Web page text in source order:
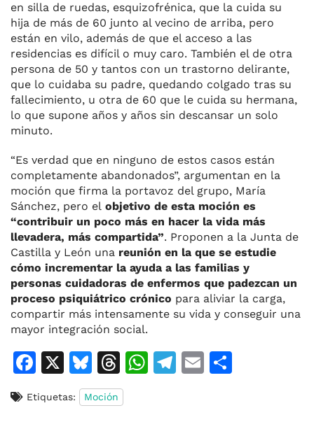
en silla de ruedas, esquizofrénica, que la cuida su
hija de más de 60 junto al vecino de arriba, pero
están en vilo, además de que el acceso a las
residencias es difícil o muy caro. También el de otra
persona de 50 y tantos con un trastorno delirante,
que lo cuidaba su padre, quedando colgado tras su
fallecimiento, u otra de 60 que le cuida su hermana,
lo que supone años y años sin descansar un solo
minuto.
“Es verdad que en ninguno de estos casos están
completamente abandonados”, argumentan en la
moción que firma la portavoz del grupo, María
Sánchez, pero el objetivo de esta moción es
“contribuir un poco más en hacer la vida más
llevadera, más compartida”. Proponen a la Junta de
Castilla y León una reunión en la que se estudie
cómo incrementar la ayuda a las familias y
personas cuidadoras de enfermos que padezcan un
proceso psiquiátrico crónico para aliviar la carga,
compartir más intensamente su vida y conseguir una
mayor integración social.
F
c
X
Bl
u
e
T
h
re
W T
E
Etiquetas: Moción